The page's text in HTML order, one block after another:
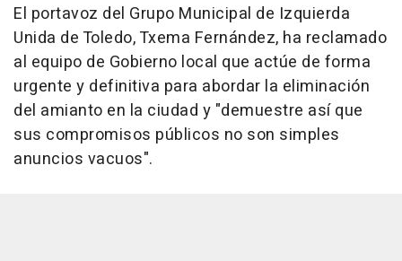
El portavoz del Grupo Municipal de Izquierda
Unida de Toledo, Txema Fernández, ha reclamado
al equipo de Gobierno local que actúe de forma
urgente y definitiva para abordar la eliminación
del amianto en la ciudad y "demuestre así que
sus compromisos públicos no son simples
anuncios vacuos".